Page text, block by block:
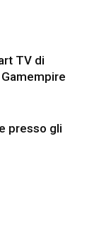
TV di
presso gli